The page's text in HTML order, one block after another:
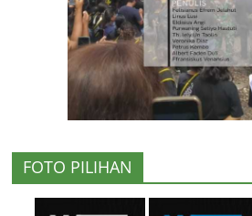
FOTO PILIHAN